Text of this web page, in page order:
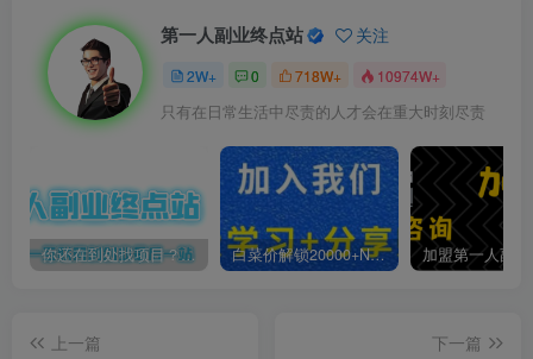
第一人副业终点站 关注
2W+ 0 718W+ 10974W+
只有在日常生活中尽责的人才会在重大时刻尽责
你还在到处找项目？还在当韭菜？我靠卖项目一个月收入5万+，曾经我也是个失败者。 白菜价解锁20000+N个赚钱机会，加入第一人副业终点站会员，全站资源免费学习。
上一篇
下一篇